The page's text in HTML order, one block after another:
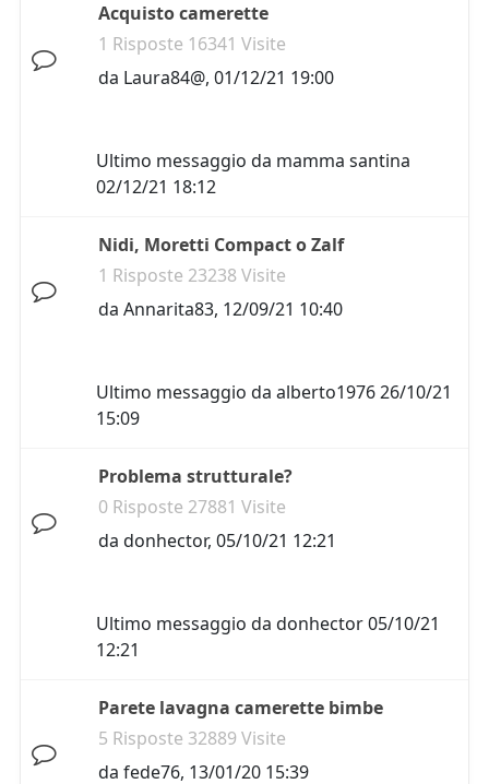
Acquisto camerette
1 Risposte 16341 Visite
da Laura84@, 01/12/21 19:00
Ultimo messaggio da mamma santina
02/12/21 18:12
Nidi, Moretti Compact o Zalf
1 Risposte 23238 Visite
da Annarita83, 12/09/21 10:40
Ultimo messaggio da alberto197626/10/21
15:09
Problema strutturale?
0 Risposte 27881 Visite
da donhector, 05/10/21 12:21
Ultimo messaggio da donhector05/10/21
12:21
Parete lavagna camerette bimbe
5 Risposte 32889 Visite
da fede76, 13/01/20 15:39